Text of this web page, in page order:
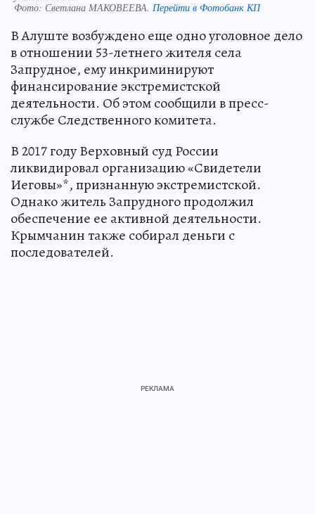
Фото: Светлана МАКОВЕЕВА. Перейти в Фотобанк КП
В Алуште возбуждено еще одно уголовное дело
в отношении 53-летнего жителя села
Запрудное, ему инкриминируют
финансирование экстремистской
деятельности. Об этом сообщили в пресс-
службе Следственного комитета.
В 2017 году Верховный суд России
ликвидировал организацию «Свидетели
Иеговы»*, признанную экстремистской.
Однако житель Запрудного продолжил
обеспечение ее активной деятельности.
Крымчанин также собирал деньги с
последователей.